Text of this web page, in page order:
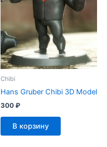
Chibi
Hans Gruber Chibi 3D Model
300₽
В корзину